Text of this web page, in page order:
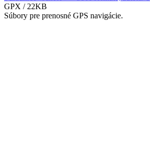
GPX / 22KB
Súbory pre prenosné GPS navigácie.